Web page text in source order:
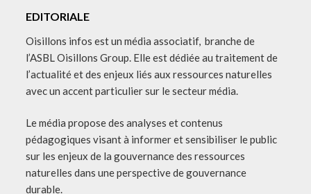
EDITORIALE
Oisillons infos est un média associatif, branche de
l’ASBL Oisillons Group. Elle est dédiée au traitement de
l’actualité et des enjeux liés aux ressources naturelles
avec un accent particulier sur le secteur média.
Le média propose des analyses et contenus
pédagogiques visant à informer et sensibiliser le public
sur les enjeux de la gouvernance des ressources
naturelles dans une perspective de gouvernance
durable.